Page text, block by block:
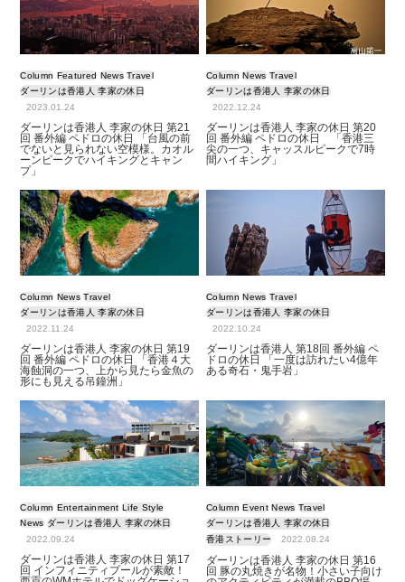
Column Featured News Travel
ダーリンは香港人 李家の休日
2023.01.24
ダーリンは香港人 李家の休日 第21
回 番外編 ペドロの休日 「台風の前
でないと見られない空模様。カオル
ーンピークでハイキングとキャン
プ」
Column News Travel
ダーリンは香港人 李家の休日
2022.12.24
ダーリンは香港人 李家の休日 第20
回 番外編 ペドロの休日 「香港三
尖の一つ、キャッスルピークで7時
間ハイキング」
Column News Travel
ダーリンは香港人 李家の休日
2022.11.24
ダーリンは香港人 李家の休日 第19
回 番外編 ペドロの休日 「香港４大
海蝕洞の一つ、上から見たら金魚の
形にも見える吊鐘洲」
Column News Travel
ダーリンは香港人 李家の休日
2022.10.24
ダーリンは香港人 第18回 番外編 ペ
ドロの休日 「一度は訪れたい4億年
ある奇石・鬼手岩」
Column Entertainment Life Style
News ダーリンは香港人 李家の休日
2022.09.24
ダーリンは香港人 李家の休日 第17
回 インフィニティプールが素敵！
Column Event News Travel
ダーリンは香港人 李家の休日
香港ストーリー
2022.08.24
ダーリンは香港人 李家の休日 第16
回 豚の丸焼きが名物！小さい子向け